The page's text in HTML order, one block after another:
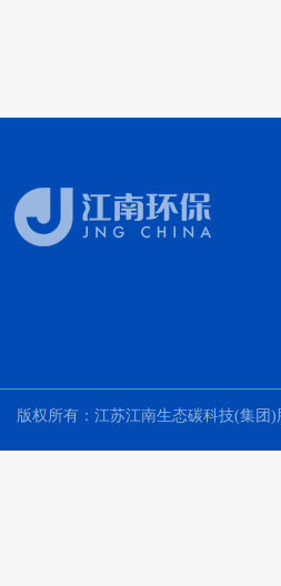
版权所有：江苏江南生态碳科技(集